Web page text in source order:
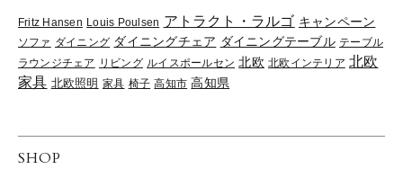
Fritz Hansen Louis Poulsen アトラクト・ラルゴ キャンペーン
ソファ ダイニング ダイニングチェア ダイニングテーブル テーブル
ラウンジチェア リビング ルイスポールセン 北欧 北欧インテリア 北欧
家具 北欧照明 家具 椅子 高知市 高知県
SHOP